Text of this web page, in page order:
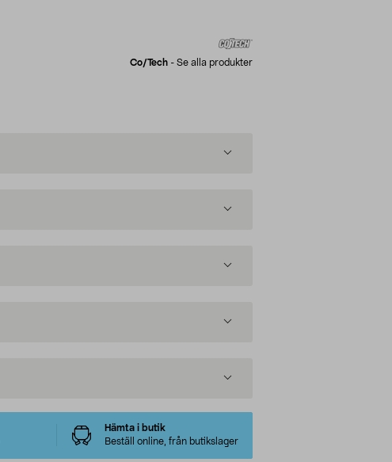
Co/tech - Se alla produkter
Hämta i butik
Beställ online, från butikslager